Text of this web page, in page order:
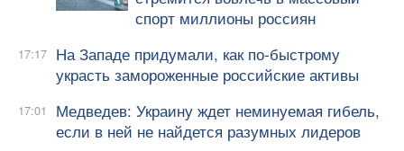
спорт миллионы россиян
17:17 На Западе придумали, как по-быстрому
украсть замороженные российские активы
17:01
Медведев: Украину ждет неминуемая гибель,
если в ней не найдется разумных лидеров